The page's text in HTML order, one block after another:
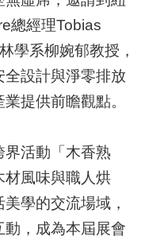
總經理Tobias
學系柳婉郁教授，
設計與淨零排放
提供前瞻觀點。
界活動「木香熟
材風味與職人烘
學的交流場域，
，成為本屆展會